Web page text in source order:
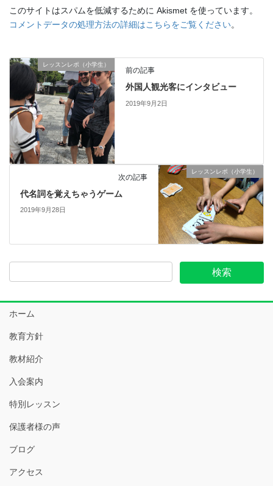
このサイトはスパムを低減するために Akismet を使っています。
コメントデータの処理方法の詳細はこちらをご覧ください。
レッスンレポ（小学生）
前の記事
外国人観光客にインタビュー
2019年9月2日
レッスンレポ（小学生）
次の記事
代名詞を覚えちゃうゲーム
2019年9月28日
ホーム
教育方針
教材紹介
入会案内
特別レッスン
保護者様の声
ブログ
アクセス